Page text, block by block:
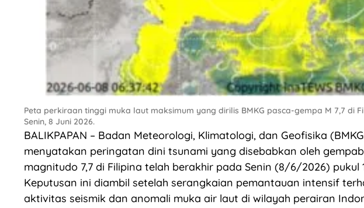
Peta perkiraan tinggi muka laut maksimum yang dirilis BMKG pasca-gempa M 7,7 di
Senin, 8 Juni 2026.
BALIKPAPAN – Badan Meteorologi, Klimatologi, dan Geofisika
menyatakan peringatan dini tsunami yang disebabkan oleh
magnitudo 7,7 di Filipina telah berakhir pada Senin (8/6/2026) pukul
Keputusan ini diambil setelah serangkaian pemantauan intensif
aktivitas seismik dan anomali muka air laut di wilayah perairan